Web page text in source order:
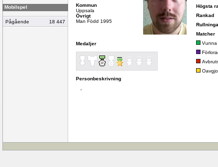
Mobilspel
Pågående 18 447
Kommun
Uppsala
Övrigt
Man Född 1995
Medaljer
Personbeskrivning
-
Högsta
Rankad
Matcher
Vunna